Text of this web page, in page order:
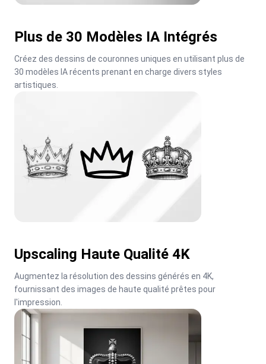
Plus de 30 Modèles IA Intégrés
Créez des dessins de couronnes uniques en utilisant plus de
30 modèles IA récents prenant en charge divers styles
artistiques.
Upscaling Haute Qualité 4K
Augmentez la résolution des dessins générés en 4K,
fournissant des images de haute qualité prêtes pour
l'impression.